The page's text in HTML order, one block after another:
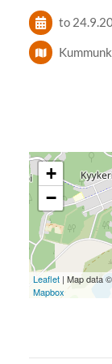
to
+
−
Leaflet| Map data ©
Mapbox